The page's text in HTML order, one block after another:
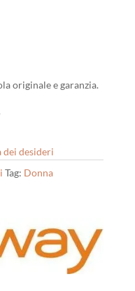
originale e garanzia.
dei desideri
Tag: Donna